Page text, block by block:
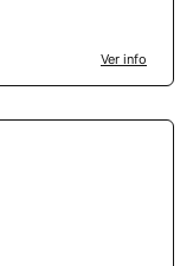
Ver info